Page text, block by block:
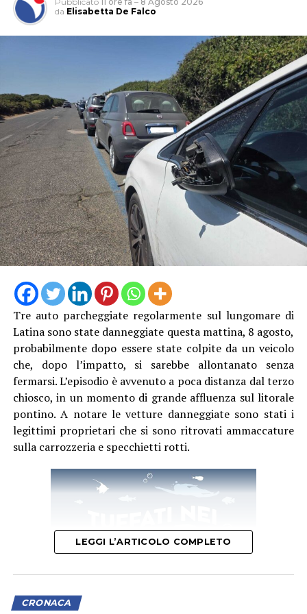
da Elisabetta De Falco
Tre auto parcheggiate regolarmente sul lungomare di
Latina sono state danneggiate questa mattina, 8 agosto,
probabilmente dopo essere state colpite da un veicolo
che, dopo l’impatto, si sarebbe allontanato senza
fermarsi. L’episodio è avvenuto a poca distanza dal terzo
chiosco, in un momento di grande affluenza sul litorale
pontino. A notare le vetture danneggiate sono stati i
legittimi proprietari che si sono ritrovati ammaccature
sulla carrozzeria e specchietti rotti.
LEGGI L’ARTICOLO COMPLETO
CRONACA